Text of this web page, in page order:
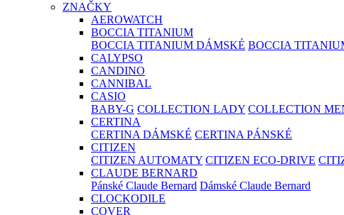
ZNAČKY
AEROWATCH
BOCCIA TITANIUM
BOCCIA TITANIUM DÁMSKÉ BOCCIA
CALYPSO
CANDINO
CANNIBAL
CASIO
BABY-G COLLECTION LADY COLLECTION
CERTINA
CERTINA DÁMSKÉ CERTINA PÁNSKÉ
CITIZEN
CITIZEN AUTOMATY CITIZEN ECO-DRIVE
CLAUDE BERNARD
Pánské Claude Bernard Dámské Claude Bernard
CLOCKODILE
COVER